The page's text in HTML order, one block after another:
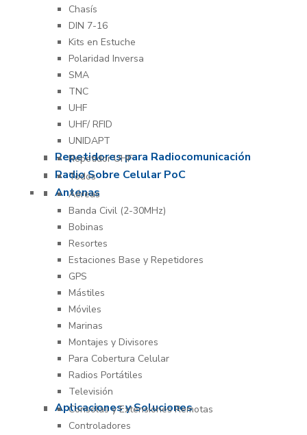
Chasís
DIN 7-16
Kits en Estuche
Polaridad Inversa
SMA
TNC
UHF
UHF/ RFID
UNIDAPT
Repetidores para Radiocomunicación
Repetidor UHF
Radio Sobre Celular PoC
Todos
Antenas
Aéreas
Banda Civil (2-30MHz)
Bobinas
Resortes
Estaciones Base y Repetidores
GPS
Mástiles
Móviles
Marinas
Montajes y Divisores
Para Cobertura Celular
Radios Portátiles
Televisión
Aplicaciones y Soluciones
Consolas y Extensiones Remotas
Controladores